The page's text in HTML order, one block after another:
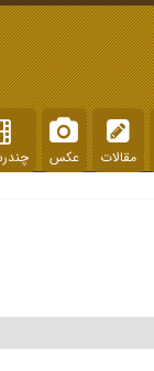
مقالات عکس